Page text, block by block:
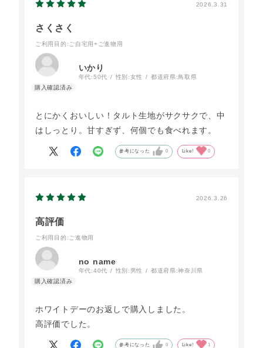
2026.3.31
さくさく
ご利用目的 :ご自宅用+ご進物用
いかり
年代:50代 性別:女性 都道府県:鳥取県
とにかくおいしい！タルト生地がサクサクで、中
はしっとり。甘すぎず、何個でも食べれます。
参考になった 0 Like! 0
2026.3.26
高評価
ご利用目的 :ご進物用
no name
年代:40代 性別: 男性 都道府県:神奈川県
ホワイトデーのお返しで購入しました。
高評価でした。
参考になった 0 Like! 1